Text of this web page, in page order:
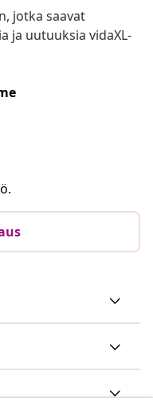
jotka saavat
ja uutuuksia vidaXL-